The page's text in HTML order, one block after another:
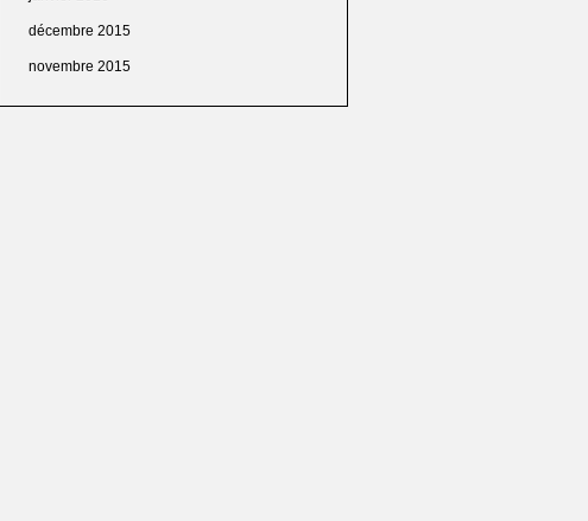
décembre 2015
novembre 2015